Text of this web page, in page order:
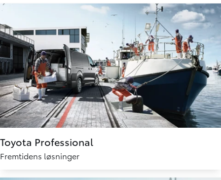
Toyota Professional
Fremtidens løsninger